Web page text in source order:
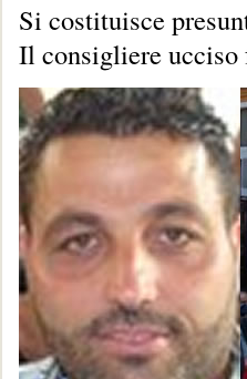
Si costituisce
Il consigliere ucciso